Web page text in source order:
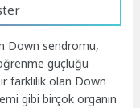
Down sendromu,
güçlüğü
farklılık olan Down
gibi birçok organın